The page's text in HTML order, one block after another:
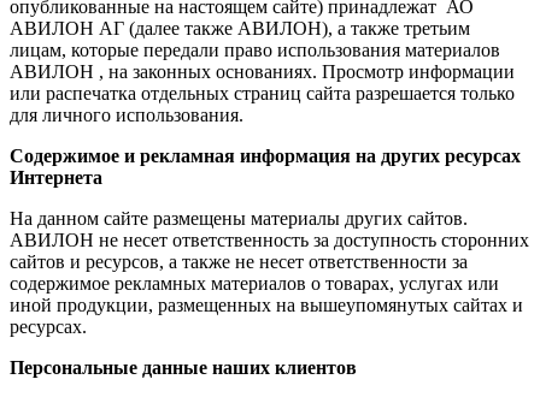
опубликованные на настоящем сайте) принадлежат АО
АВИЛОН АГ (далее также АВИЛОН), а также третьим
лицам, которые передали право использования материалов
АВИЛОН , на законных основаниях. Просмотр информации
или распечатка отдельных страниц сайта разрешается только
для личного использования.
Содержимое и рекламная информация на других ресурсах
Интернета
На данном сайте размещены материалы других сайтов.
АВИЛОН не несет ответственность за доступность сторонних
сайтов и ресурсов, а также не несет ответственности за
содержимое рекламных материалов о товарах, услугах или
иной продукции, размещенных на вышеупомянутых сайтах и
ресурсах.
Персональные данные наших клиентов